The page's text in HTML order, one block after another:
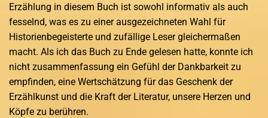
Erzählung in diesem Buch ist sowohl informativ als auch
fesselnd, was es zu einer ausgezeichneten Wahl für
Historienbegeisterte und zufällige Leser gleichermaßen
macht. Als ich das Buch zu Ende gelesen hatte, konnte ich
nicht zusammenfassung ein Gefühl der Dankbarkeit zu
empfinden, eine Wertschätzung für das Geschenk der
Erzählkunst und die Kraft der Literatur, unsere Herzen und
Köpfe zu berühren.